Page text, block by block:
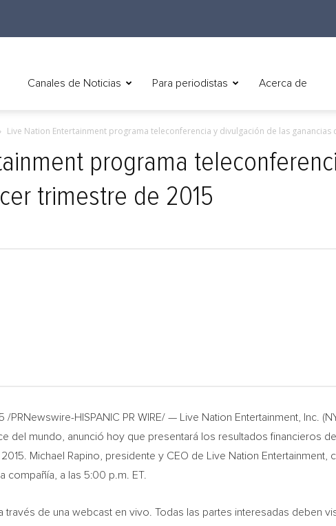
Canales de Noticias Para periodistas Acerca de
Live Nation Entertainment programa teleconferencia y divulgación de las ganancias
programa
trimestre de 2015
/PRNewswire-HISPANIC PR WIRE/ — Live Nation Entertainment, Inc.
del mundo, anunció hoy que presentará los resultados financieros
Michael Rapino , presidente y CEO de Live Nation
compañía, a las 5:00 p.m. ET.
través de una webcast en vivo. Todas las partes interesadas deben